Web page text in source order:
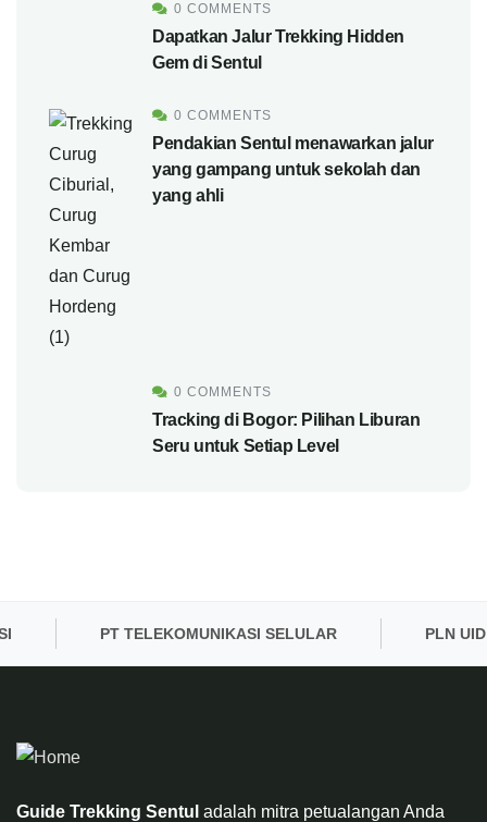
0 COMMENTS
Dapatkan Jalur Trekking Hidden
Gem di Sentul
0 COMMENTS
Pendakian Sentul menawarkan jalur
yang gampang untuk sekolah dan
yang ahli
0 COMMENTS
Tracking di Bogor: Pilihan Liburan
Seru untuk Setiap Level
PT TELEKOMUNIKASI SELULAR PLN UID
Guide Trekking Sentul adalah mitra petualangan Anda